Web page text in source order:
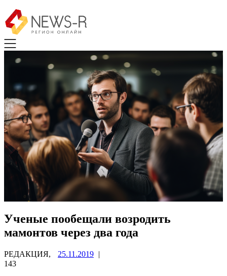
Ученые пообещали возродить
мамонтов через два года
РЕДАКЦИЯ, 25.11.2019 |
143